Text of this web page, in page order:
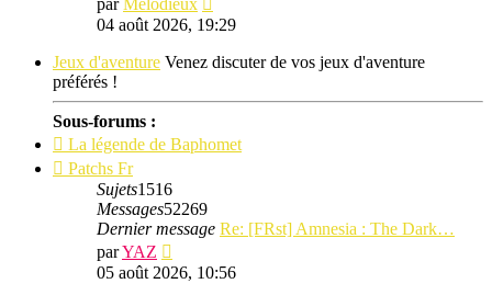
parMelodieux
le
message
04 août 2026, 19:29
Jeux d'aventure Venez discuter de vos jeux d'aventure
préférés !
Sous-forums :
La légende de Baphomet
Patchs Fr
Sujets1516
Messages52269
Dernier message Re: [FRst] Amnesia : The Dark…
parYAZ
le
dernier
05 août 2026, 10:56